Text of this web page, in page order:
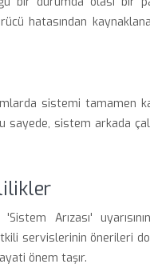
hatasından
sistemi tamamen
sistem arkada
Arızası'
servislerinin önerileri
önem taşır.